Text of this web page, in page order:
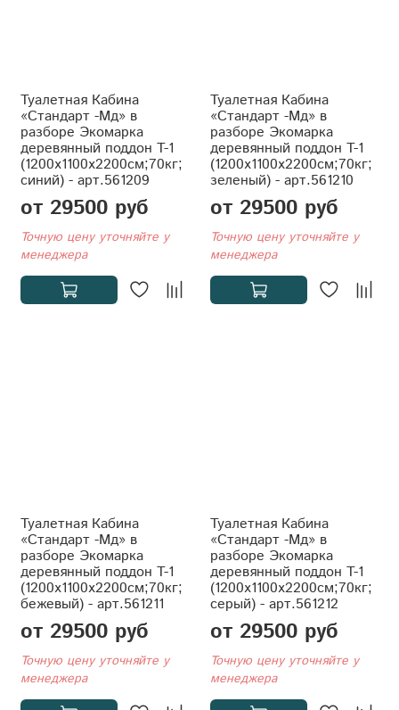
Туалетная Кабина
«Стандарт -Мд» в
разборе Экомарка
деревянный поддон T-1
(1200x1100x2200см;70кг;
синий) - арт.561209
от 29500 руб
Точную цену уточняйте у
менеджера
Туалетная Кабина
«Стандарт -Мд» в
разборе Экомарка
деревянный поддон T-1
(1200x1100x2200см;70кг;
зеленый) - арт.561210
от 29500 руб
Точную цену уточняйте у
менеджера
Туалетная Кабина
«Стандарт -Мд» в
разборе Экомарка
деревянный поддон T-1
(1200x1100x2200см;70кг;
бежевый) - арт.561211
от 29500 руб
Точную цену уточняйте у
менеджера
Туалетная Кабина
«Стандарт -Мд» в
разборе Экомарка
деревянный поддон T-1
(1200x1100x2200см;70кг;
серый) - арт.561212
от 29500 руб
Точную цену уточняйте у
менеджера